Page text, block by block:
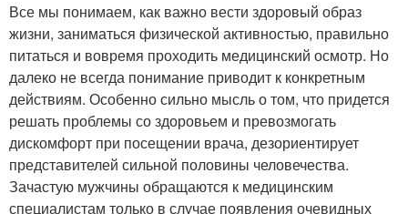
Все мы понимаем, как важно вести здоровый образ
жизни, заниматься физической активностью, правильно
питаться и вовремя проходить медицинский осмотр. Но
далеко не всегда понимание приводит к конкретным
действиям. Особенно сильно мысль о том, что придется
решать проблемы со здоровьем и превозмогать
дискомфорт при посещении врача, дезориентирует
представителей сильной половины человечества.
Зачастую мужчины обращаются к медицинским
специалистам только в случае появления очевидных